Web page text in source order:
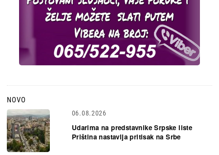
NOVO
06.08.2026
Udarima na predstavnike Srpske liste
Priština nastavlja pritisak na Srbe